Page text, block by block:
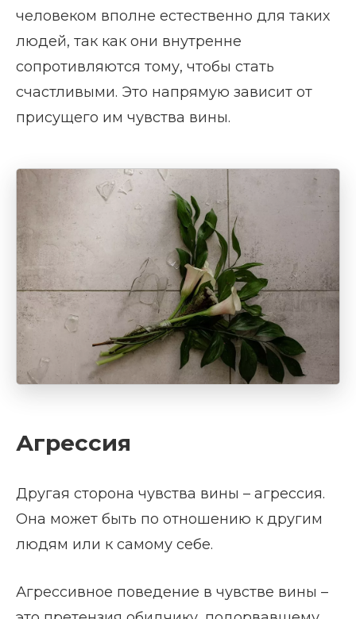
человеком вполне естественно для таких
людей, так как они внутренне
сопротивляются тому, чтобы стать
счастливыми. Это напрямую зависит от
присущего им чувства вины.
Агрессия
Другая сторона чувства вины – агрессия.
Она может быть по отношению к другим
людям или к самому себе.
Агрессивное поведение в чувстве вины –